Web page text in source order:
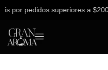
pedidos superiores a